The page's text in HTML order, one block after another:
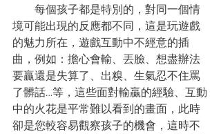
每個孩子都是特別的，對同一個情
境可能出現的反應都不同，這是玩遊戲
的魅力所在，遊戲互動中不經意的插
曲，例如：擔心會輸、丟臉、想盡辦法
要贏還是失算了、出糗、生氣忍不住罵
了髒話….等，這些面對輸贏的經驗、互動
中的火花是平常難以看到的畫面，此時
卻是您較容易觀察孩子的機會，這時不